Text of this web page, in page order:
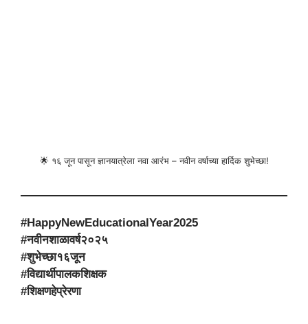
🌟 १६ जून पासून ज्ञानयात्रेला नवा आरंभ – नवीन वर्षाच्या हार्दिक शुभेच्छा!
#HappyNewEducationalYear2025
#नवीनशाळावर्ष२०२५
#शुभेच्छा१६जून
#विद्यार्थीपालकशिक्षक
#शिक्षणहेप्रेरणा